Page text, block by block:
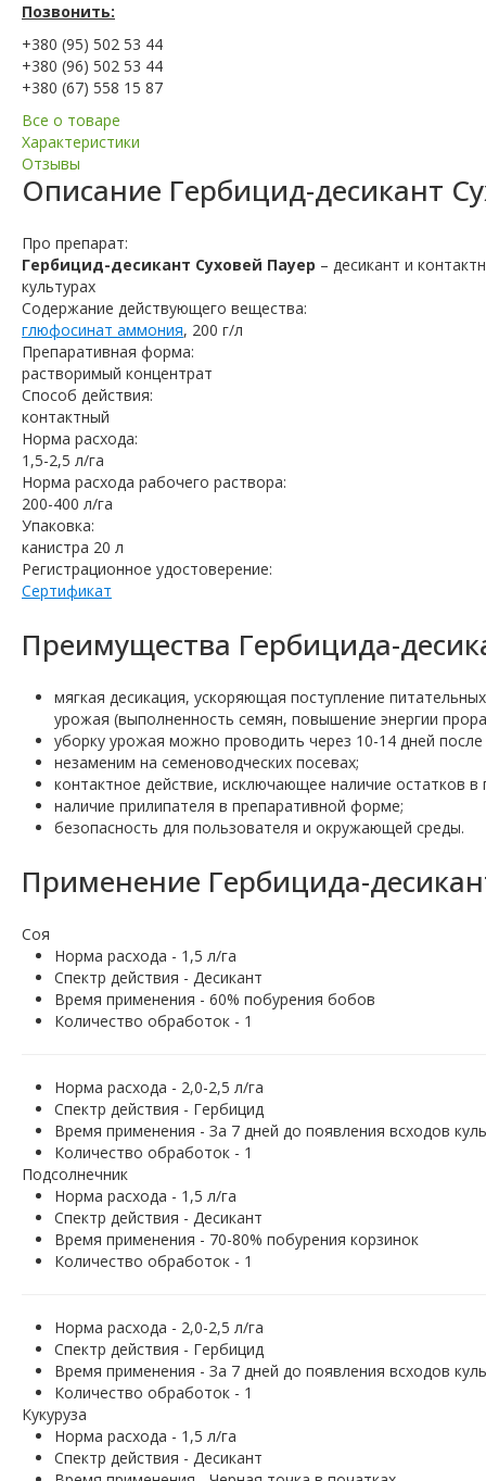
Позвонить:
+380 (95) 502 53 44
+380 (96) 502 53 44
+380 (67) 558 15 87
Все о товаре
Характеристики
Отзывы
Описание Гербицид-десикант
Про препарат:
Гербицид-десикант Суховей Пауер – десикант и
культурах
Содержание действующего вещества:
глюфосинат аммония, 200 г/л
Препаративная форма:
растворимый концентрат
Способ действия:
контактный
Норма расхода:
1,5-2,5 л/га
Норма расхода рабочего раствора:
200-400 л/га
Упаковка:
канистра 20 л
Регистрационное удостоверение:
Сертификат
Преимущества Гербицида-
мягкая десикация, ускоряющая поступление
урожая (выполненность семян, повышение энергии
уборку урожая можно проводить через 10-14 дней после
незаменим на семеноводческих посевах;
контактное действие, исключающее наличие остатков в
наличие прилипателя в препаративной форме;
безопасность для пользователя и окружающей среды.
Применение Гербицида-
Соя
Норма расхода - 1,5 л/га
Спектр действия - Десикант
Время применения - 60% побурения бобов
Количество обработок - 1
Норма расхода - 2,0-2,5 л/га
Спектр действия - Гербицид
Время применения - За 7 дней до появления всходов
Количество обработок - 1
Подсолнечник
Норма расхода - 1,5 л/га
Спектр действия - Десикант
Время применения - 70-80% побурения корзинок
Количество обработок - 1
Норма расхода - 2,0-2,5 л/га
Спектр действия - Гербицид
Время применения - За 7 дней до появления всходов
Количество обработок - 1
Кукуруза
Норма расхода - 1,5 л/га
Спектр действия - Десикант